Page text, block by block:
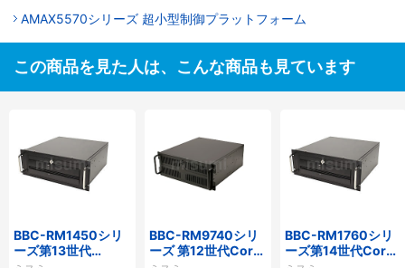
AMAX5570シリーズ 超小型制御プラットフォーム
この商品を見た人は、こんな商品も見ています
BBC-RM1450シリ
ーズ第13世代
BBC-RM9740シリ
ーズ 第12世代Core
BBC-RM1760シリ
ーズ第14世代Core